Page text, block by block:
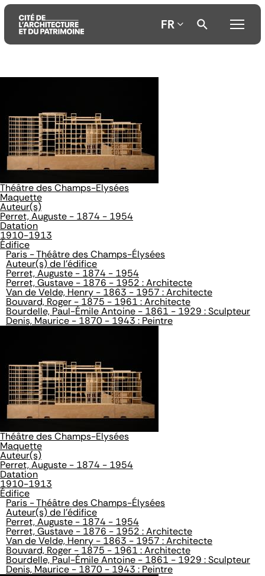
principal
principal
recherche
FR
Théâtre des Champs-Elysées
Maquette
Auteur(s)
Perret, Auguste - 1874 - 1954
Datation
1910-1913
Édifice
Paris - Théâtre des Champs-Élysées
Auteur(s) de l'édifice
Perret, Auguste - 1874 - 1954
Perret, Gustave - 1876 - 1952 : Architecte
Van de Velde, Henry - 1863 - 1957 : Architecte
Bouvard, Roger - 1875 - 1961 : Architecte
Bourdelle, Paul-Émile Antoine - 1861 - 1929 : Sculpteur
Denis, Maurice - 1870 - 1943 : Peintre
Théâtre des Champs-Elysées
Maquette
Auteur(s)
Perret, Auguste - 1874 - 1954
Datation
1910-1913
Édifice
Paris - Théâtre des Champs-Élysées
Auteur(s) de l'édifice
Perret, Auguste - 1874 - 1954
Perret, Gustave - 1876 - 1952 : Architecte
Van de Velde, Henry - 1863 - 1957 : Architecte
Bouvard, Roger - 1875 - 1961 : Architecte
Bourdelle, Paul-Émile Antoine - 1861 - 1929 : Sculpteur
Denis, Maurice - 1870 - 1943 : Peintre